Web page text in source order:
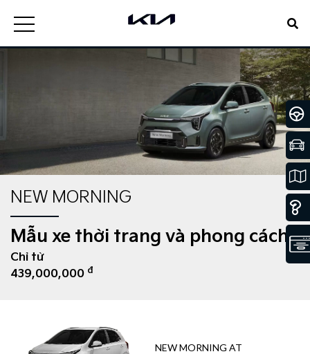
NEW MORNING
Mẫu xe thời trang và phong cách
Chỉ từ
439,000,000 đ
NEW MORNING AT